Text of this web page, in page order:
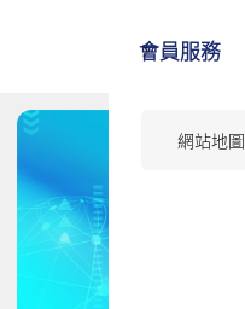
會員服務
網站地圖